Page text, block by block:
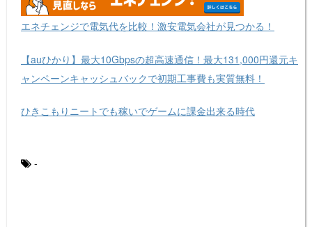
エネチェンジで電気代を比較！激安電気会社が見つかる！
【auひかり】最大10Gbpsの超高速通信！最大131,000円還元キ
ャンペーンキャッシュバックで初期工事費も実質無料！
ひきこもりニートでも稼いでゲームに課金出来る時代
-